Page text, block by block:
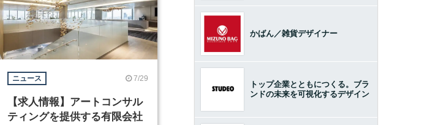
ニュース 7/29
【求人情報】アートコンサル
ティングを提供する有限会社
かばん／雑貨デザイナー
トップ企業とともにつくる。ブラ
ンドの未来を可視化するデザイン